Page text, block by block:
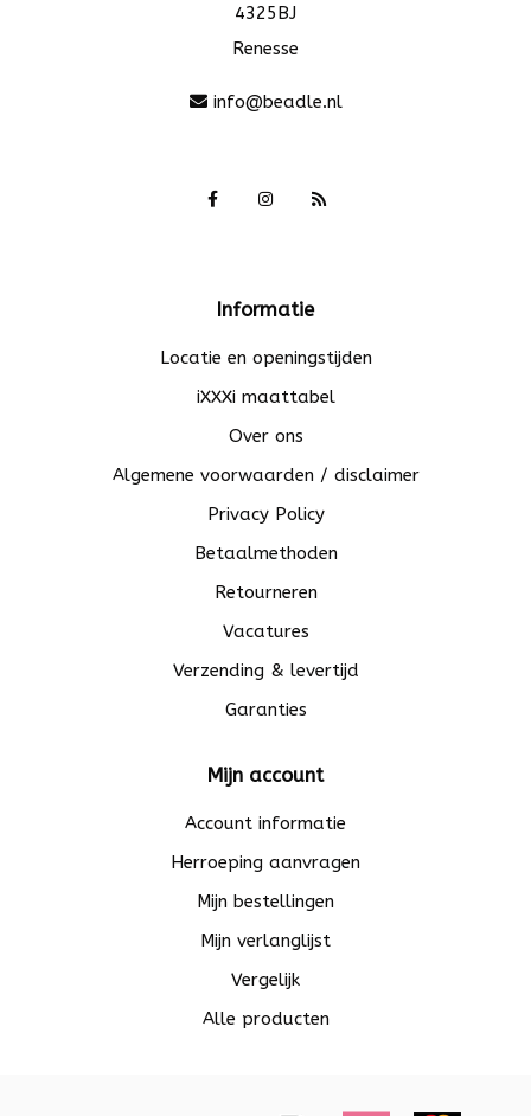
4325BJ
Renesse
info@beadle.nl
Informatie
Locatie en openingstijden
iXXXi maattabel
Over ons
Algemene voorwaarden / disclaimer
Privacy Policy
Betaalmethoden
Retourneren
Vacatures
Verzending & levertijd
Garanties
Mijn account
Account informatie
Herroeping aanvragen
Mijn bestellingen
Mijn verlanglijst
Vergelijk
Alle producten